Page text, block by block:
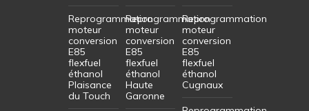
Reprogrammation
moteur
conversion
E85
flexfuel
éthanol
Plaisance
du Touch
Reprogrammation
moteur
conversion
E85
flexfuel
éthanol
Haute
Garonne
Reprogrammation
moteur
conversion
E85
flexfuel
éthanol
Cugnaux